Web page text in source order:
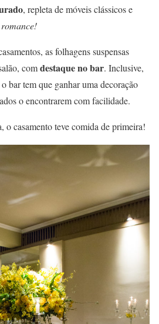
, repleta de móveis clássicos e
as folhagens suspensas
comdestaque no bar. Inclusive,
bar tem que ganhar uma decoração
o encontrarem com facilidade.
o casamento teve comida de primeira!